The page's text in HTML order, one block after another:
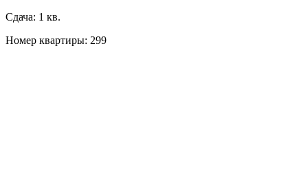
Сдача: 1 кв.
Номер квартиры: 299